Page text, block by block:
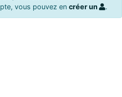
vous pouvez en créer un .